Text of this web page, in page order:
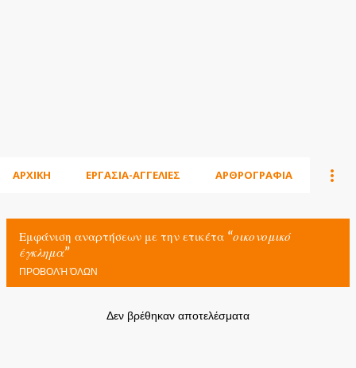
ΑΡΧΙΚΗ ΕΡΓΑΣΙΑ-ΑΓΓΕΛΙΕΣ ΑΡΘΡΟΓΡΑΦΙΑ
Εμφάνιση αναρτήσεων με την ετικέτα οικονομικό
έγκλημα
ΠΡΟΒΟΛΉ ΌΛΩΝ
Δεν βρέθηκαν αποτελέσματα